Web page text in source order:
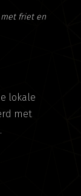
friet en
lokale
met